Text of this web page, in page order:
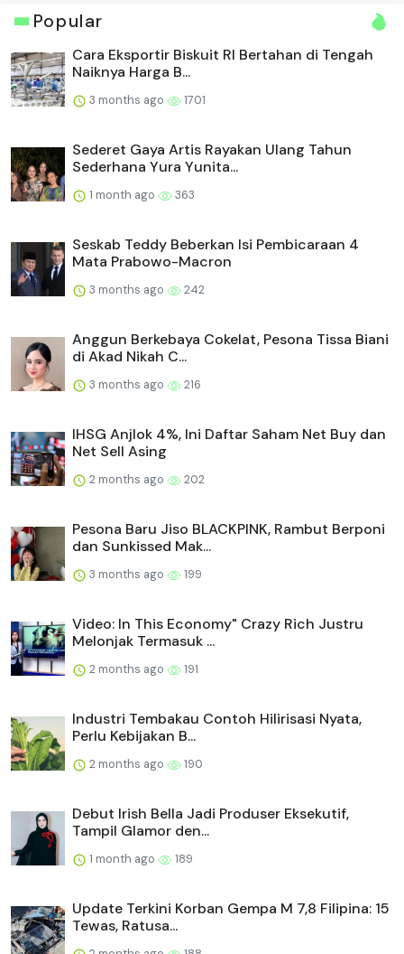
Popular
Cara Eksportir Biskuit RI Bertahan di Tengah
Naiknya Harga B...
3 months ago 1701
Sederet Gaya Artis Rayakan Ulang Tahun
Sederhana Yura Yunita...
1 month ago 363
Seskab Teddy Beberkan Isi Pembicaraan 4
Mata Prabowo-Macron
3 months ago 242
Anggun Berkebaya Cokelat, Pesona Tissa Biani
di Akad Nikah C...
3 months ago 216
IHSG Anjlok 4%, Ini Daftar Saham Net Buy dan
Net Sell Asing
2 months ago 202
Pesona Baru Jiso BLACKPINK, Rambut Berponi
dan Sunkissed Mak...
3 months ago 199
Video: In This Economy" Crazy Rich Justru
Melonjak Termasuk ...
2 months ago 191
Industri Tembakau Contoh Hilirisasi Nyata,
Perlu Kebijakan B...
2 months ago 190
Debut Irish Bella Jadi Produser Eksekutif,
Tampil Glamor den...
1 month ago 189
Update Terkini Korban Gempa M 7,8 Filipina: 15
Tewas, Ratusa...